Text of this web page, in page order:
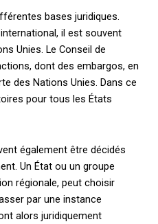
bases juridiques.
il est souvent
Unies. Le Conseil de
dont des embargos, en
des Nations Unies. Dans ce
pour tous les États
également être décidés
Un État ou un groupe
régionale, peut choisir
par une instance
alors juridiquement